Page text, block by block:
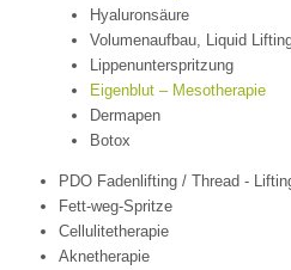
Hyaluronsäure
Volumenaufbau, Liquid
Lippenunterspritzung
Eigenblut – Mesotherapie
Dermapen
Botox
PDO Fadenlifting / Thread -
Fett-weg-Spritze
Cellulitetherapie
Aknetherapie